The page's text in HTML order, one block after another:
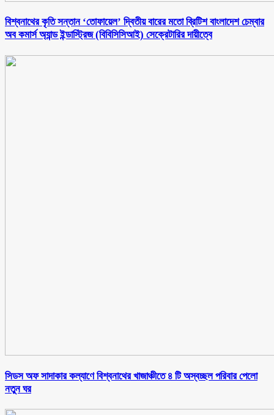
বিশ্বনাথের কৃতি সন্তান ‘তোফায়েল’ দ্বিতীয় বারের মতো ব্রিটিশ বাংলাদেশ চেম্বার
অব কমার্স অ্যান্ড ইন্ডাস্ট্রিজ (বিবিসিসিআই) সেক্রেটারির দায়ীত্বে
সিডস অফ সাদাকার কল্যাণে বিশ্বনাথের খাজাঞ্চীতে ৪ টি অস্বচ্ছল পরিবার পেলো
নতুন ঘর